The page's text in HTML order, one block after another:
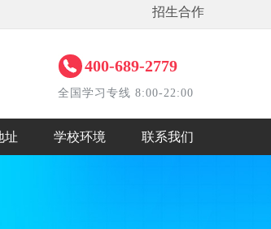
招生合作
400-689-2779
全国学习专线 8:00-22:00
址 学校环境 联系我们